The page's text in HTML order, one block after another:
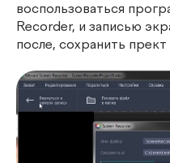
воспользоваться
Recorder, и записью
после, сохранить